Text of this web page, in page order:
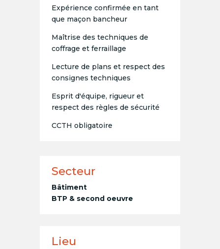
Expérience confirmée en tant
que maçon bancheur
Maîtrise des techniques de
coffrage et ferraillage
Lecture de plans et respect des
consignes techniques
Esprit d'équipe, rigueur et
respect des règles de sécurité
CCTH obligatoire
Secteur
Bâtiment
BTP & second oeuvre
Lieu